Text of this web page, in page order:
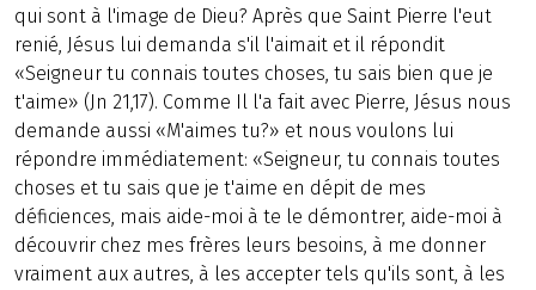
qui sont à l'image de Dieu? Après que Saint Pierre l'eut
renié, Jésus lui demanda s'il l'aimait et il répondit
«Seigneur tu connais toutes choses, tu sais bien que je
t'aime» (Jn 21,17). Comme Il l'a fait avec Pierre, Jésus nous
demande aussi «M'aimes tu?» et nous voulons lui
répondre immédiatement: «Seigneur, tu connais toutes
choses et tu sais que je t'aime en dépit de mes
déficiences, mais aide-moi à te le démontrer, aide-moi à
découvrir chez mes frères leurs besoins, à me donner
vraiment aux autres, à les accepter tels qu'ils sont, à les